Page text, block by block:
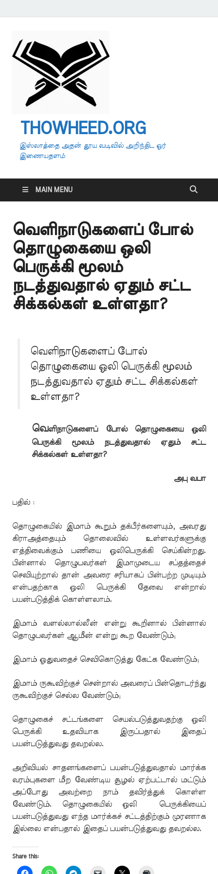
THOWHEED.ORG
இஸ்லாத்தை அதன் தூய வடிவில் அறிந்திட ஓர்
இணையதளம்
MAIN MENU
வெளிநாடுகளைப் போல்
தொழுகையை ஒலி
பெருக்கி மூலம்
நடத்துவதால் ஏதும் சட்ட
சிக்கல்கள் உள்ளதா?
வெளிநாடுகளைப் போல்
தொழுகையை ஒலி பெருக்கி மூலம்
நடத்துவதால் ஏதும் சட்ட சிக்கல்கள்
உள்ளதா?
வெளிநாடுகளைப் போல் தொழுகையை ஒலி
பெருக்கி மூலம் நடத்துவதால் ஏதும் சட்ட
சிக்கல்கள் உள்ளதா?
அபு வபா
பதில் :
தொழுகையில் இமாம் கூறும் தக்பீர்களையும், அவரது
கிராஅத்தையும் தொலைவில் உள்ளவர்களுக்கு
எத்திவைக்கும் பணியை ஒலிபெருக்கி செய்கின்றது.
பின்னால் தொழுபவர்கள் இமாமுடைய சப்தத்தைச்
செவியுற்றால் தான் அவரை சரியாகப் பின்பற்ற முடியும்
என்பதற்காக ஒலி பெருக்கி தேவை என்றால்
பயன்படுத்திக் கொள்ளலாம்.
இமாம் வளல்லால்லீன் என்று கூறினால் பின்னால்
தொழுபவர்கள் ஆமீன் என்று கூற வேண்டும்;
இமாம் ஓதுவதைச் செவிகொடுத்து கேட்க வேண்டும்;
இமாம் ருகூவிற்குச் சென்றால் அவரைப் பின்தொடர்ந்து
ருகூவிற்குச் செல்ல வேண்டும்;
தொழுகைச் சட்டங்களை செயல்படுத்துவதற்கு ஒலி
பெருக்கி உதவியாக இருப்பதால் இதைப்
பயன்படுத்துவது தவறல்ல.
அறிவியல் சாதனங்களைப் பயன்படுத்துவதால் மார்க்க
வரம்புகளை மீற வேண்டிய சூழல் ஏற்பட்டால் மட்டும்
அப்போது அவற்றை நாம் தவிர்த்துக் கொள்ள
வேண்டும். தொழுகையில் ஒலி பெருக்கியைப்
பயன்படுத்துவது எந்த மார்க்கச் சட்டத்திற்கும் முரணாக
இல்லை என்பதால் இதைப் பயன்படுத்துவது தவறல்ல.
Share this: